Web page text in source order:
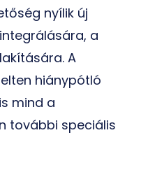
nyílik új
a
A
hiánypótló
mind a
további speciális